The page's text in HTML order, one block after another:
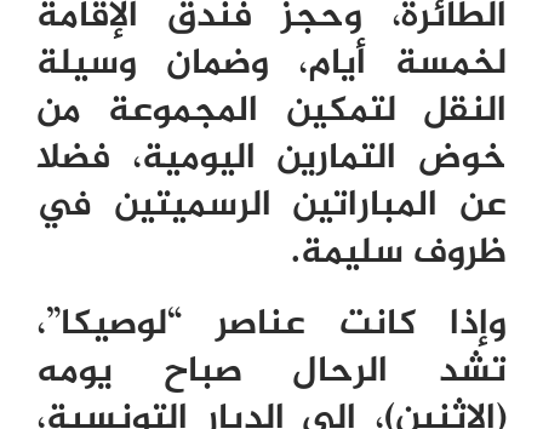
الطائرة، وحجز فندق الإقامة
لخمسة أيام، وضمان وسيلة
النقل لتمكين المجموعة من
خوض التمارين اليومية، فضلا
عن المباراتين الرسميتين في
ظروف سليمة.
وإذا كانت عناصر “لوصيكا”،
تشد الرحال صباح يومه